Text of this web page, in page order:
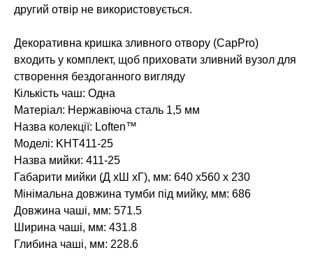
другий отвір не використовується.
Декоративна кришка зливного отвору (CapPro)
входить у комплект, щоб приховати зливний вузол для
створення бездоганного вигляду
Кількість чаш: Одна
Матеріал: Нержавіюча сталь 1,5 мм
Назва колекції: Loften™
Моделі: KHT411-25
Назва мийки: 411-25
Габарити мийки (Д хШ хГ), мм: 640 x560 x 230
Мінімальна довжина тумби під мийку, мм: 686
Довжина чаші, мм: 571.5
Ширина чаші, мм: 431.8
Глибина чаші, мм: 228.6